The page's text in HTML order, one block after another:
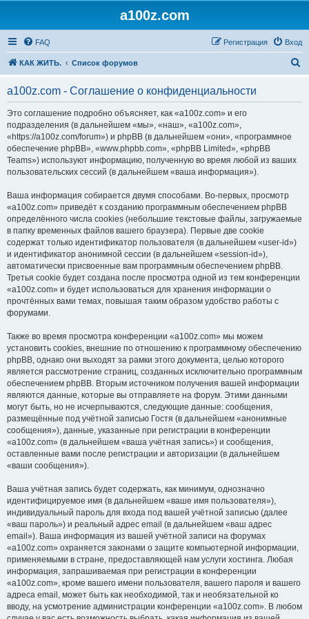
a100z.com
FAQ Вход
Регистрация
КАК ЖИТЬ. Список форумов
a100z.com - Соглашение о конфиденциальности
Это соглашение подробно объясняет, как «a100z.com» и его
подразделения (в дальнейшем «мы», «наш», «a100z.com»,
«https://a100z.com/forum») и phpBB (в дальнейшем «они», «программное
обеспечение phpBB», «www.phpbb.com», «phpBB Limited», «phpBB
Teams») используют информацию, полученную во время любой из ваших
пользовательских сессий (в дальнейшем «ваша информация»).
Ваша информация собирается двумя способами. Во-первых, просмотр
«a100z.com» приведёт к созданию программным обеспечением phpBB
определённого числа cookies (небольшие текстовые файлы, загружаемые
в папку временных файлов вашего браузера). Первые две cookie
содержат только идентификатор пользователя (в дальнейшем «user-id»)
и идентификатор анонимной сессии (в дальнейшем «session-id»),
автоматически присвоенные вам программным обеспечением phpBB.
Третья cookie будет создана после просмотра одной из тем конференции
«a100z.com» и будет использоваться для хранения информации о
прочтённых вами темах, повышая таким образом удобство работы с
форумами.
Также во время просмотра конференции «a100z.com» мы можем
установить cookies, внешние по отношению к программному обеспечению
phpBB, однако они выходят за рамки этого документа, целью которого
является рассмотрение страниц, созданных исключительно программным
обеспечением phpBB. Вторым источником получения вашей информации
являются данные, которые вы отправляете на форум. Этими данными
могут быть, но не исчерпываются, следующие данные: сообщения,
размещённые под учётной записью Гостя (в дальнейшем «анонимные
сообщения»), данные, указанные при регистрации в конференции
«a100z.com» (в дальнейшем «ваша учётная запись») и сообщения,
оставленные вами после регистрации и авторизации (в дальнейшем
«ваши сообщения»).
Ваша учётная запись будет содержать, как минимум, однозначно
идентифицируемое имя (в дальнейшем «ваше имя пользователя»),
индивидуальный пароль для входа под вашей учётной записью (далее
«ваш пароль») и реальный адрес email (в дальнейшем «ваш адрес
email»). Ваша информация из вашей учётной записи на форумах
«a100z.com» охраняется законами о защите компьютерной информации,
применяемыми в стране, предоставляющей нам услуги хостинга. Любая
информация, запрашиваемая при регистрации в конференции
«a100z.com», кроме вашего имени пользователя, вашего пароля и вашего
адреса email, может быть как необходимой, так и необязательной ко
вводу, на усмотрение администрации конференции «a100z.com». В любом